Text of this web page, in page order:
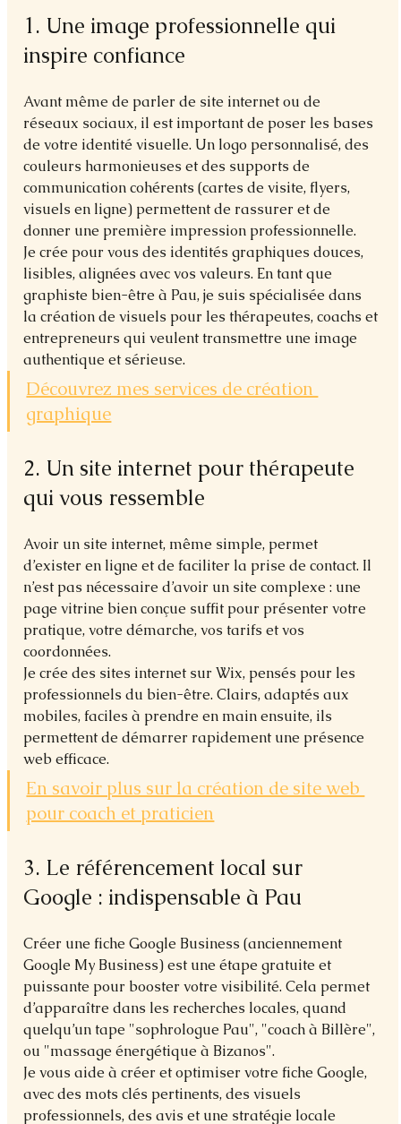
1. Une image professionnelle qui
inspire confiance
Avant même de parler de site internet ou de
réseaux sociaux, il est important de poser les bases
de votre identité visuelle. Un logo personnalisé, des
couleurs harmonieuses et des supports de
communication cohérents (cartes de visite, flyers,
visuels en ligne) permettent de rassurer et de
donner une première impression professionnelle.
Je crée pour vous des identités graphiques douces,
lisibles, alignées avec vos valeurs. En tant que
graphiste bien-être à Pau, je suis spécialisée dans
la création de visuels pour les thérapeutes, coachs et
entrepreneurs qui veulent transmettre une image
authentique et sérieuse.
Découvrez mes services de création
graphique
2. Un site internet pour thérapeute
qui vous ressemble
Avoir un site internet, même simple, permet
d’exister en ligne et de faciliter la prise de contact. Il
n’est pas nécessaire d’avoir un site complexe : une
page vitrine bien conçue suffit pour présenter votre
pratique, votre démarche, vos tarifs et vos
coordonnées.
Je crée des sites internet sur Wix, pensés pour les
professionnels du bien-être. Clairs, adaptés aux
mobiles, faciles à prendre en main ensuite, ils
permettent de démarrer rapidement une présence
web efficace.
En savoir plus sur la création de site web
pour coach et praticien
3. Le référencement local sur
Google : indispensable à Pau
Créer une fiche Google Business (anciennement
Google My Business) est une étape gratuite et
puissante pour booster votre visibilité. Cela permet
d’apparaître dans les recherches locales, quand
quelqu’un tape "sophrologue Pau", "coach à Billère",
ou "massage énergétique à Bizanos".
Je vous aide à créer et optimiser votre fiche Google,
avec des mots clés pertinents, des visuels
professionnels, des avis et une stratégie locale